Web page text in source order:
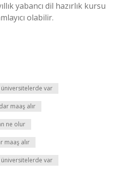
yabancı dil hazırlık kursu
olabilir.
üniversitelerde var
maaş alır
ne olur
maaş alır
üniversitelerde var